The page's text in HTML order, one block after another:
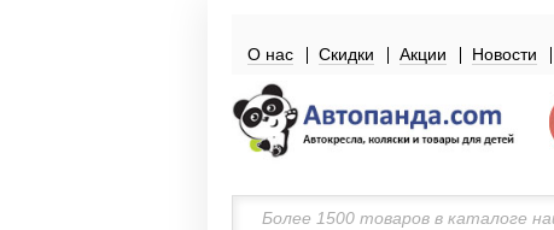
О нас Скидки Акции Новости